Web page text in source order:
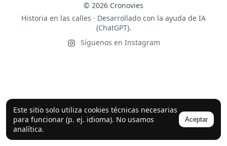
Este sitio solo utiliza cookies técnicas necesarias
para funcionar (p. ej. idioma). No usamos
analítica.
Aceptar
© 2026 Cronovies
Historia en las calles · Desarrollado con la ayuda de IA
(ChatGPT).
Síguenos en Instagram